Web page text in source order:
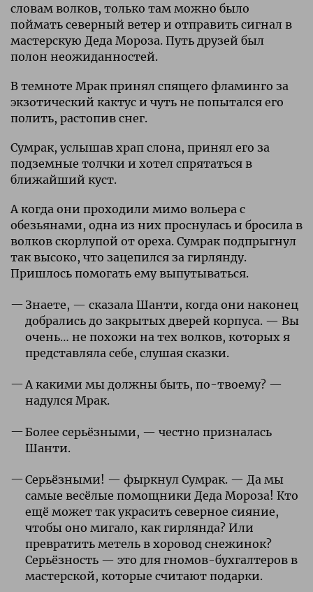
словам волков, только там можно было
поймать северный ветер и отправить сигнал в
мастерскую Деда Мороза. Путь друзей был
полон неожиданностей.
В темноте Мрак принял спящего фламинго за
экзотический кактус и чуть не попытался его
полить, растопив снег.
Сумрак, услышав храп слона, принял его за
подземные толчки и хотел спрятаться в
ближайший куст.
А когда они проходили мимо вольера с
обезьянами, одна из них проснулась и бросила в
волков скорлупой от ореха. Сумрак подпрыгнул
так высоко, что зацепился за гирлянду.
Пришлось помогать ему выпутываться.
Знаете, — сказала Шанти, когда они наконец
добрались до закрытых дверей корпуса. — Вы
очень… не похожи на тех волков, которых я
представляла себе, слушая сказки.
А какими мы должны быть, по-твоему? —
надулся Мрак.
Более серьёзными, — честно призналась
Шанти.
Серьёзными! — фыркнул Сумрак. — Да мы
самые весёлые помощники Деда Мороза! Кто
ещё может так украсить северное сияние,
чтобы оно мигало, как гирлянда? Или
превратить метель в хоровод снежинок?
Серьёзность — это для гномов-бухгалтеров в
мастерской, которые считают подарки.